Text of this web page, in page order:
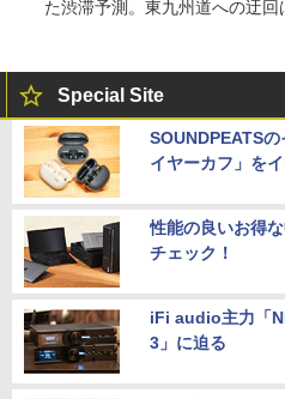
た渋滞予測。東九州道への迂
Special Site
SOUNDPEATS
イヤーカフ」を
性能の良いお得
チェック！
iFi audio主力「
3」に迫る